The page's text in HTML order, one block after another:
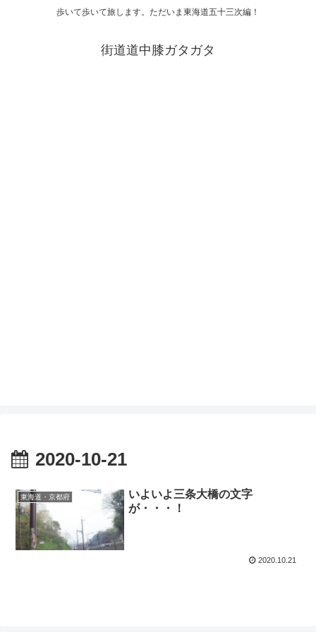
歩いて歩いて旅します。ただいま東海道五十三次編！
街道道中膝ガタガタ
2020-10-21
東海道・京都府
いよいよ三条大橋の文字
が・・・！
2020.10.21